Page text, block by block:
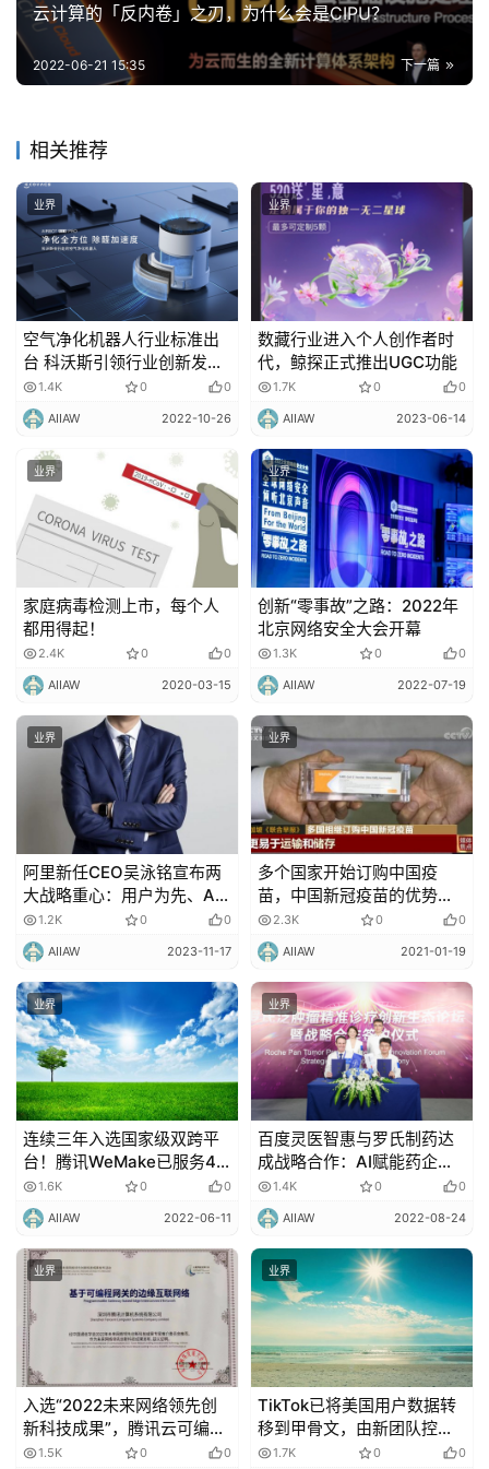
云计算的「反内卷」之刃，为什么会是CIPU？
下一篇
2022-06-21 15:35
相关推荐
业界
空气净化机器人行业标准出
台 科沃斯引领行业创新发展
方向
1.4K 0 0
AIIAW 2022-10-26
业界
数藏行业进入个人创作者时
代，鲸探正式推出UGC功能
1.7K 0 0
AIIAW 2023-06-14
业界
家庭病毒检测上市，每个人
都用得起！
2.4K 0 0
AIIAW 2020-03-15
业界
创新“零事故”之路：2022年
北京网络安全大会开幕
1.3K 0 0
AIIAW 2022-07-19
业界
阿里新任CEO吴泳铭宣布两
大战略重心：用户为先、AI
驱动
1.2K 0 0
AIIAW 2023-11-17
业界
多个国家开始订购中国疫
苗，中国新冠疫苗的优势何
在？
2.3K 0 0
AIIAW 2021-01-19
业界
连续三年入选国家级双跨平
台！腾讯WeMake已服务42
万家制造企业
1.6K 0 0
AIIAW 2022-06-11
业界
百度灵医智惠与罗氏制药达
成战略合作：AI赋能药企数
智化发展
1.4K 0 0
AIIAW 2022-08-24
业界
入选“2022未来网络领先创
新科技成果”，腾讯云可编程
网络技术实力再获权威认可
1.5K 0 0
业界
TikTok已将美国用户数据转
移到甲骨文，由新团队控制
监管，字节跳动无法访问
1.7K 0 0